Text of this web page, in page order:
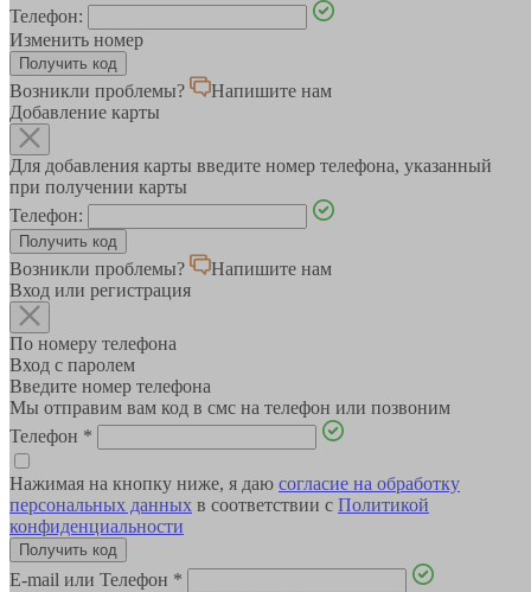
Телефон:
Изменить номер
Возникли проблемы?
Напишите нам
Добавление карты
Для добавления карты введите номер телефона, указанный
при получении карты
Телефон:
Возникли проблемы?
Напишите нам
Вход или регистрация
По номеру телефона
Вход с паролем
Введите номер телефона
Мы отправим вам код в смс на телефон или позвоним
Телефон *
Нажимая на кнопку ниже, я даю согласие на обработку
персональных данных в соответствии с Политикой
конфиденциальности
E-mail или Телефон *